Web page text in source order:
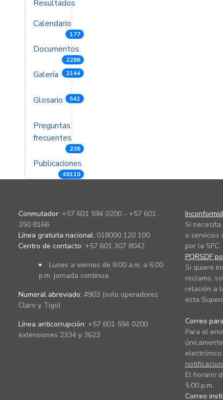
Resultados
Calendario
177
Documentos
2286
Galería 2144
Glosario 541
Preguntas
frecuentes
236
Publicaciones
40110
Conmutador: +57 601 594 0200 - +57 601
350 8166
Línea gratuita nacional: 018000 120 100
Centro de contacto: +57 601 307 8042
Lunes a viernes de 8:00 a.m. a 6:00
p.m. jornada continua.
Numeral abreviado: #903 (solo operadores
Claro y Tigo)
Línea anticorrupción: +57 601 594 0200
extensiones 2334 y 3623
Si
o servicios
por la SFC.
PQRSDF
Si quiere
reclamo,
relación a
esta
Correo
Para el
electrónico
El horario
5:00 p.m.
Correo